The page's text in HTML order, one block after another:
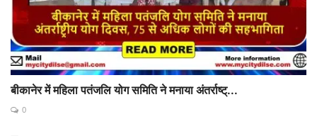
बीकानेर में महिला पतंजलि योग समिति ने मनाया अंतर्राष्ट्...
0